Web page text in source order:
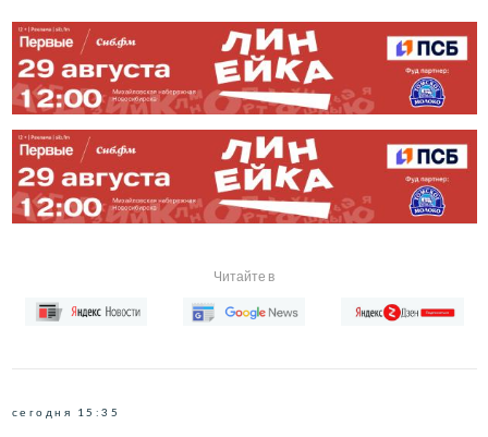
Читайте в
сегодня 15:35